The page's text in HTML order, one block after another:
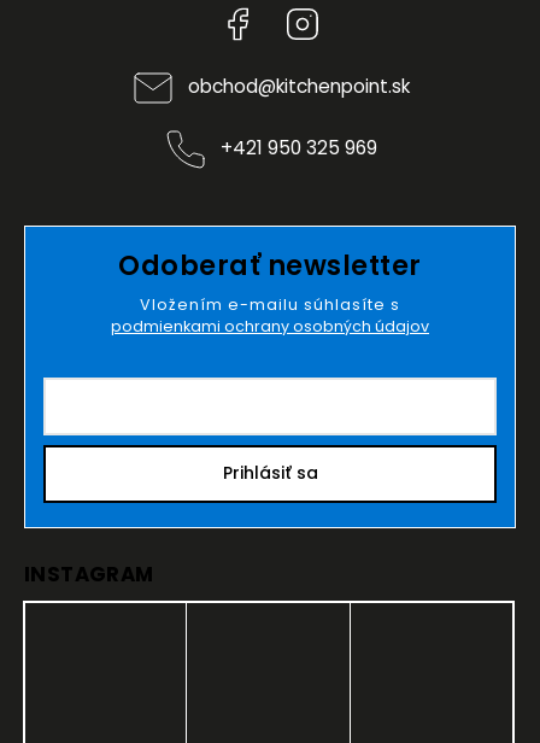
Facebook
obchod@kitchenpoint.sk
+421 950 325 969
Odoberať newsletter
Vložením e-mailu súhlasíte s
podmienkami ochrany osobných údajov
Prihlásiť sa
INSTAGRAM